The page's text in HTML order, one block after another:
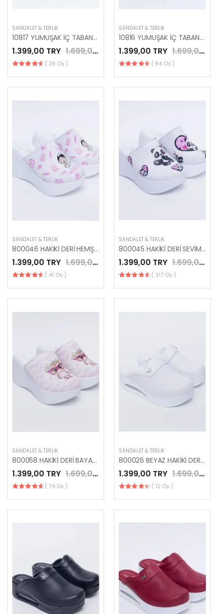
SANDALET & TERLIK
10817 YUMUŞAK İÇ TABANLI KAPALI SİYAH DERİ TERLİK
1.399,00 TRY 1.699,00 TRY
( 39 Oy )
SANDALET & TERLIK
10816 YUMUŞAK İÇ TABANLI KAPALI YEŞİL DERİ TERLİK
1.399,00 TRY 1.699,00 TRY
( 84 Oy )
SANDALET & TERLIK
800046 HAKİKİ DERİ HEMŞİRE MESLEK TERLİK
1.399,00 TRY 1.699,00 TRY
( 41 Oy )
SANDALET & TERLIK
800045 HAKİKİ DERİ SEVİMLİ PANDA DESENLİ MESLEK TERLİK
1.399,00 TRY 1.699,00 TRY
( 317 Oy )
SANDALET & TERLIK
800058 HAKİKİ DERİ BAYAN BAYKUŞ TEMALI MESLEK TERLİK
1.399,00 TRY 1.699,00 TRY
( 74 Oy )
SANDALET & TERLIK
800026 BEYAZ HAKİKİ DERİ AIR TABAN TERLİK
1.399,00 TRY 1.699,00 TRY
( 12 Oy )